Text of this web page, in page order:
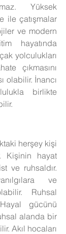
Yüksek
ile çatışmalar
ve modern
hayatında
yolculukları
çıkmasını
olabilir. İnancı
birlikte
herşey kişi
Kişinin hayat
ve ruhsaldır.
ve
Ruhsal
gücünü
alanda bir
Akıl hocaları